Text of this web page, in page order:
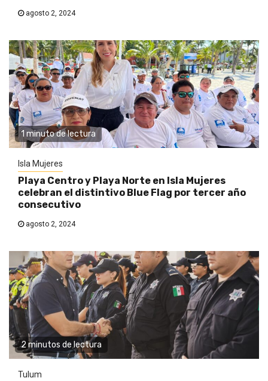
agosto 2, 2024
1 minuto de lectura
Isla Mujeres
Playa Centro y Playa Norte en Isla Mujeres
celebran el distintivo Blue Flag por tercer año
consecutivo
agosto 2, 2024
2 minutos de lectura
Tulum